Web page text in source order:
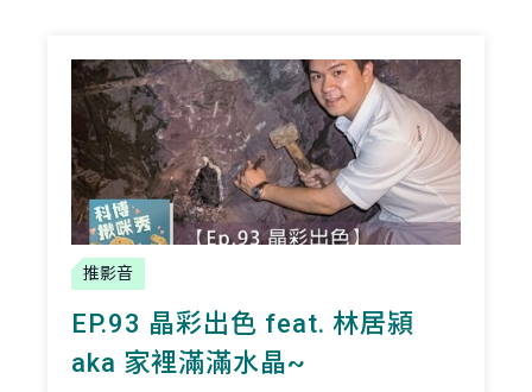
推影音
EP.93 晶彩出色 feat. 林居潁
aka 家裡滿滿水晶~